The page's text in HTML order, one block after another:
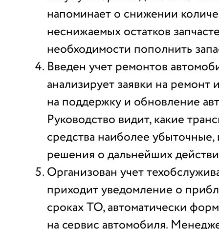
напоминает о снижении
неснижаемых остатков
необходимости пополнить
Введен учет ремонтов
анализирует заявки на ремонт
на поддержку и обновление
Руководство видит, какие
средства наиболее
решения о дальнейших
Организован учет
приходит уведомление о
сроках ТО, автоматически
на сервис автомобиля.